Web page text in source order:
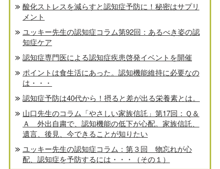
酸化ストレスを減らすと認知症予防に！秘密はサプリ
メント
ユッキー先生の認知症コラム第92回：あるべき姿の認
知症ケア
認知症専門医による認知症疾患啓発イベントを開催
ポイントは食生活にあった。認知機能維持に必要なの
は・・・
認知症予防は40代から！摂ると差が出る栄養素とは。
山口先生のコラム「やさしい家族信託」第17回：Ｑ＆
Ａ 外出自粛で、認知機能の低下が心配。家族信託、
遺言、後見、今できることが知りたい
ユッキー先生の認知症コラム：第３回 物忘れが心
配、認知症を予防するには・・・（その１）